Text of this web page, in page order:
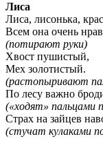
Лиса
Лиса, лисонька,
Всем она очень
(потирают руки)
Хвост пушистый,
Мех золотистый.
(растопыривают
По лесу важно
(«ходят» пальцами
Страх на зайцев
(стучат кулаками